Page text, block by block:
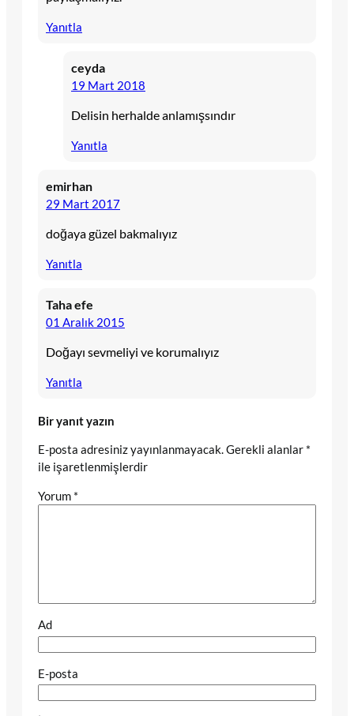
Yanıtla
ceyda
19 Mart 2018
Delisin herhalde anlamışsındır
Yanıtla
emirhan
29 Mart 2017
doğaya güzel bakmalıyız
Yanıtla
Taha efe
01 Aralık 2015
Doğayı sevmeliyi ve korumalıyız
Yanıtla
Bir yanıt yazın
E-posta adresiniz yayınlanmayacak.Gerekli alanlar *
ile işaretlenmişlerdir
Yorum *
Ad
E-posta